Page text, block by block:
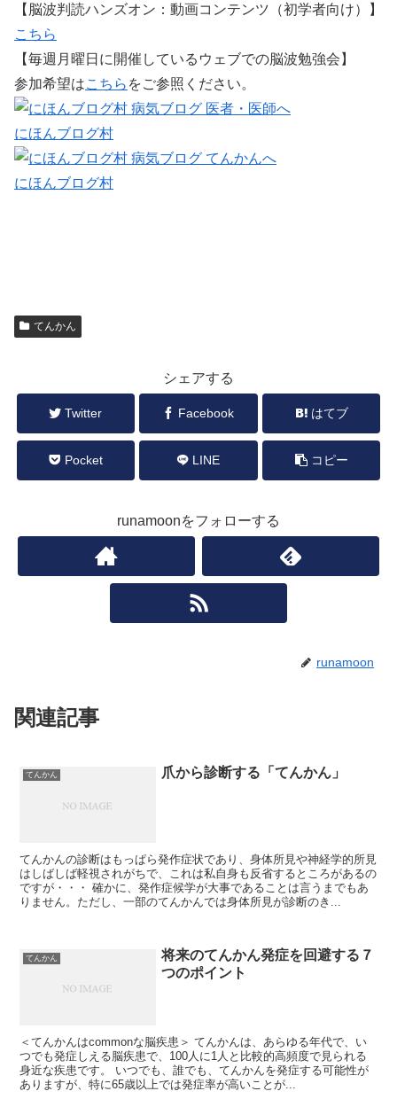
【脳波判読ハンズオン：動画コンテンツ（初学者向け）】
こちら
【毎週月曜日に開催しているウェブでの脳波勉強会】
参加希望はこちら をご参照ください。
にほんブログ村
にほんブログ村
てんかん
シェアする
Twitter Facebook はてブ
Pocket LINE コピー
runamoonをフォローする
runamoon
関連記事
てんかん 爪から診断する「てんかん」
てんかんの診断はもっぱら発作症状であり、身体所見や神経学的所見
はしばしば軽視されがちで、これは私自身も反省するところがあるの
ですが・・・ 確かに、発作症候学が大事であることは言うまでもあ
りません。ただし、一部のてんかんでは身体所見が診断のき...
てんかん
将来のてんかん発症を回避する７
つのポイント
＜てんかんはcommonな脳疾患＞ てんかんは、あらゆる年代で、い
つでも発症しえる脳疾患で、100人に1人と比較的高頻度で見られる
身近な疾患です。 いつでも、誰でも、てんかんを発症する可能性が
ありますが、特に65歳以上では発症率が高いことが...